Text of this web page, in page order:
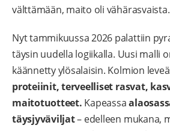
välttämään, maito oli vähärasvaista.
Nyt tammikuussa 2026 palattiin
täysin uudella logiikalla. Uusi malli
käännetty ylösalaisin. Kolmion
proteiinit, terveelliset rasvat,
maitotuotteet. Kapeassa
täysjyväviljat– edelleen mukana,